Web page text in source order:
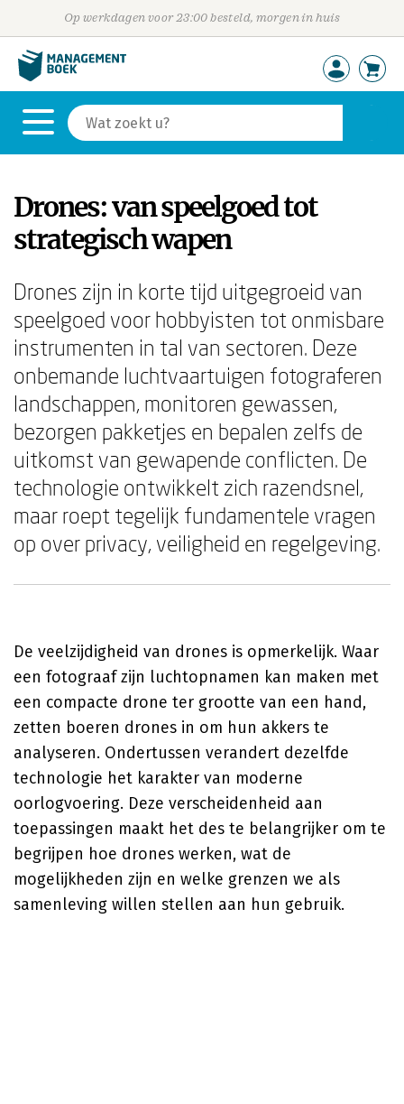
Op werkdagen voor 23:00 besteld, morgen in huis
Drones: van speelgoed tot
strategisch wapen
Drones zijn in korte tijd uitgegroeid van
speelgoed voor hobbyisten tot onmisbare
instrumenten in tal van sectoren. Deze
onbemande luchtvaartuigen fotograferen
landschappen, monitoren gewassen,
bezorgen pakketjes en bepalen zelfs de
uitkomst van gewapende conflicten. De
technologie ontwikkelt zich razendsnel,
maar roept tegelijk fundamentele vragen
op over privacy, veiligheid en regelgeving.
De veelzijdigheid van drones is opmerkelijk. Waar
een fotograaf zijn luchtopnamen kan maken met
een compacte drone ter grootte van een hand,
zetten boeren drones in om hun akkers te
analyseren. Ondertussen verandert dezelfde
technologie het karakter van moderne
oorlogvoering. Deze verscheidenheid aan
toepassingen maakt het des te belangrijker om te
begrijpen hoe drones werken, wat de
mogelijkheden zijn en welke grenzen we als
samenleving willen stellen aan hun gebruik.